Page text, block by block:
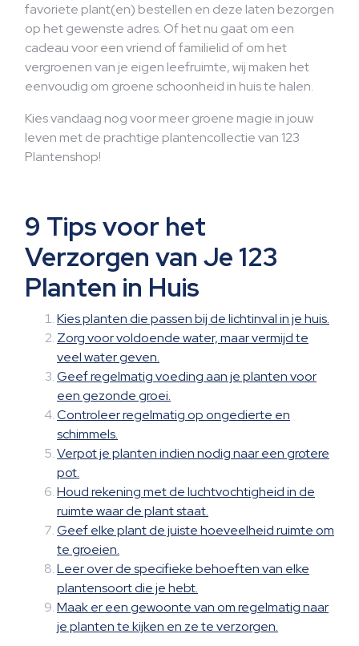
favoriete plant(en) bestellen en deze laten bezorgen
op het gewenste adres. Of het nu gaat om een
cadeau voor een vriend of familielid of om het
vergroenen van je eigen leefruimte, wij maken het
eenvoudig om groene schoonheid in huis te halen.
Kies vandaag nog voor meer groene magie in jouw
leven met de prachtige plantencollectie van 123
Plantenshop!
9 Tips voor het
Verzorgen van Je 123
Planten in Huis
Kies planten die passen bij de lichtinval in je huis.
Zorg voor voldoende water, maar vermijd te
veel water geven.
Geef regelmatig voeding aan je planten voor
een gezonde groei.
Controleer regelmatig op ongedierte en
schimmels.
Verpot je planten indien nodig naar een grotere
pot.
Houd rekening met de luchtvochtigheid in de
ruimte waar de plant staat.
Geef elke plant de juiste hoeveelheid ruimte om
te groeien.
Leer over de specifieke behoeften van elke
plantensoort die je hebt.
Maak er een gewoonte van om regelmatig naar
je planten te kijken en ze te verzorgen.